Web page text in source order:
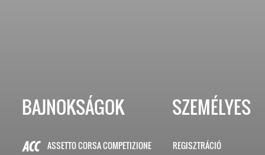
BAJNOKSÁGOK
ASSETTO CORSA COMPETIZIONE
SZEMÉLYES
REGISZTRÁCIÓ